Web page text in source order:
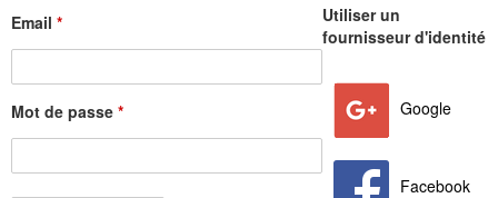
Email *
Mot de passe *
Utiliser un
fournisseur d'identité
Google
Facebook